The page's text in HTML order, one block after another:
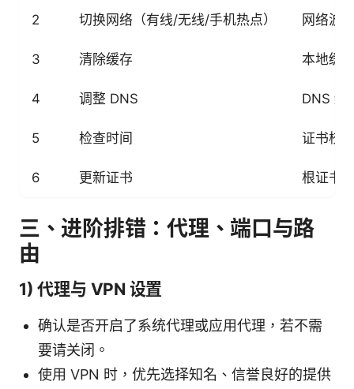
2 切换网络（有线/无线/手机热点） 网络波
3 清除缓存 本地缓
4 调整 DNS DNS 缓
5 检查时间 证书校
6 更新证书 根证书
三、进阶排错：代理、端口与路
由
1) 代理与 VPN 设置
确认是否开启了系统代理或应用代理，若不需
要请关闭。
使用 VPN 时，优先选择知名、信誉良好的提供